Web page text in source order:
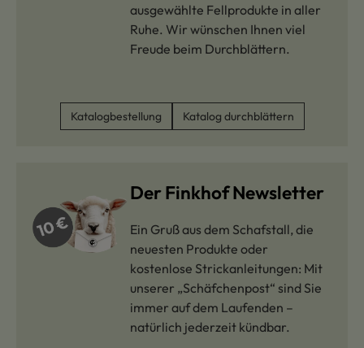
ausgewählte Fellprodukte in aller
Ruhe. Wir wünschen Ihnen viel
Freude beim Durchblättern.
Katalogbestellung Katalog durchblättern
Der Finkhof Newsletter
Ein Gruß aus dem Schafstall, die
neuesten Produkte oder
kostenlose Strickanleitungen: Mit
unserer „Schäfchenpost“ sind Sie
immer auf dem Laufenden –
natürlich jederzeit kündbar.